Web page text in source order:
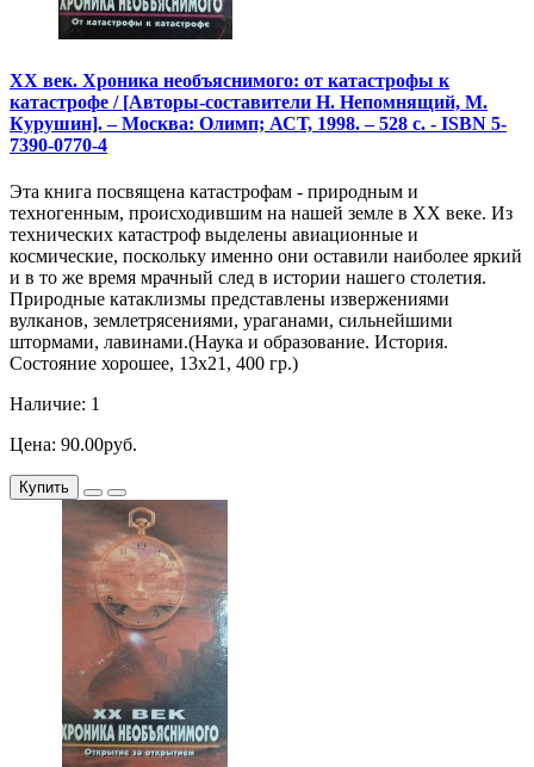
XX век. Хроника необъяснимого: от катастрофы к
катастрофе / [Авторы-составители Н. Непомнящий, М.
Курушин]. – Москва: Олимп; АСТ, 1998. – 528 с. - ISBN 5-
7390-0770-4
Эта книга посвящена катастрофам - природным и
техногенным, происходившим на нашей земле в XX веке. Из
технических катастроф выделены авиационные и
космические, поскольку именно они оставили наиболее яркий
и в то же время мрачный след в истории нашего столетия.
Природные катаклизмы представлены извержениями
вулканов, землетрясениями, ураганами, сильнейшими
штормами, лавинами.(Наука и образование. История.
Состояние хорошее, 13х21, 400 гр.)
Наличие: 1
Цена: 90.00руб.
Купить